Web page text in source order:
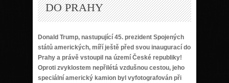
DO PRAHY
Donald Trump, nastupující 45. prezident Spojených
států amerických, míří ještě před svou inaugurací do
Prahy a právě vstoupil na území České republiky!
Oproti zvyklostem nepřilétá vzdušnou cestou, jeho
speciální americký kamion byl vyfotografován při